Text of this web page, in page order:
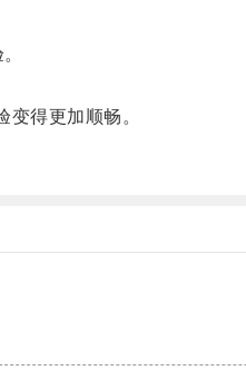
得更加顺畅。